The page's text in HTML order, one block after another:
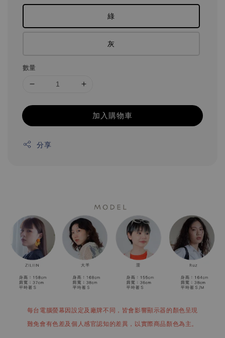
綠
灰
數量
加入購物車
分享
每台電腦螢幕因設定及廠牌不同，皆會影響顯示器的顏色呈現
難免會有色差及個人感官認知的差異，以實際商品顏色為主。